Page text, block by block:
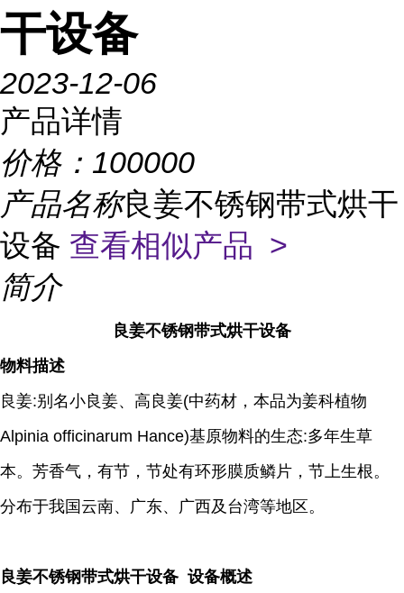
干设备
2023-12-06
产品详情
价格： 100000
产品名称良姜不锈钢带式烘干
设备 查看相似产品 >
简介
良姜不锈钢带式烘干设备
物料描述
良姜:别名小良姜、高良姜(中药材，本品为姜科植物
Alpinia officinarum Hance)基原物料的生态:多年生草
本。芳香气，有节，节处有环形膜质鳞片，节上生根。
分布于我国云南、广东、广西及台湾等地区。
良姜不锈钢带式烘干设备 设备概述